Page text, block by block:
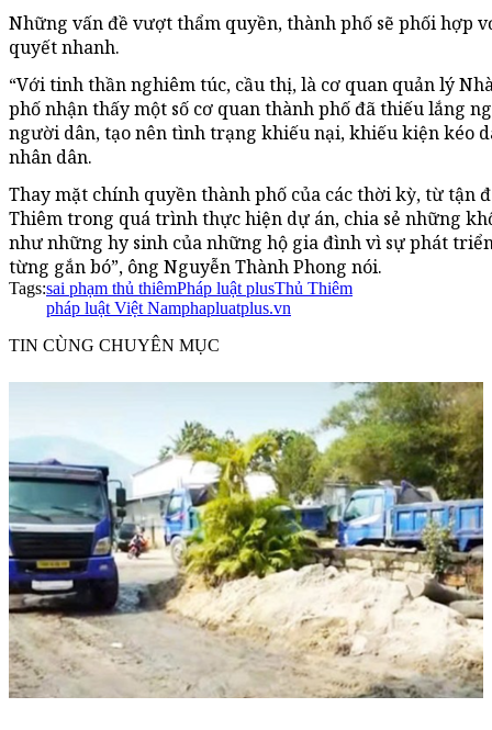
Những vấn đề vượt thẩm quyền, thành phố sẽ phối hợp
quyết nhanh.
“Với tinh thần nghiêm túc, cầu thị, là cơ quan quản lý
phố nhận thấy một số cơ quan thành phố đã thiếu lắng
người dân, tạo nên tình trạng khiếu nại, khiếu kiện kéo
nhân dân.
Thay mặt chính quyền thành phố của các thời kỳ, từ tận
Thiêm trong quá trình thực hiện dự án, chia sẻ những
như những hy sinh của những hộ gia đình vì sự phát
từng gắn bó”, ông Nguyễn Thành Phong nói.
Tags:sai phạm thủ thiêmPháp luật plusThủ Thiêm
pháp luật Việt Namphapluatplus.vn
TIN CÙNG CHUYÊN MỤC